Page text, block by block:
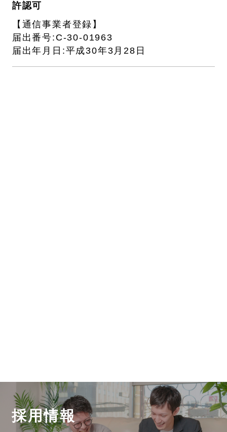
許認可
【通信事業者登録】
届出番号:C-30-01963
届出年月日:平成30年3月28日
採用情報